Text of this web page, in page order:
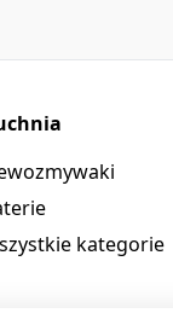
kategorie